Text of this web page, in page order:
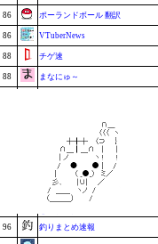
86 ポーランドボール 翻訳
86 VTuberNews
88 チゲ速
88 まなにゅ～
まぐろとにぼし
ミーハー総研（ミーハー総合研究
究極のまとめ.com
映画.net -ネタバレ|感想|評判 2chま
96
釣りまとめ速報